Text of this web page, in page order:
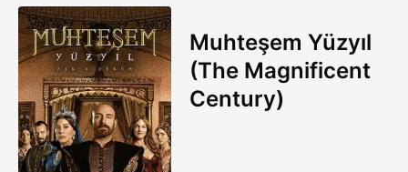
Muhteşem Yüzyıl
(The Magnificent
Century)